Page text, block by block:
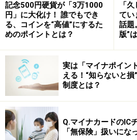
発掘されたとはいえ、それまで
蔵金です。いったいどのぐらい
か、客観的な数字は定かではあ
せる額は15兆円とも言われてい
書によれば、町村派の清和政策
金があると明言したそうです。
記念500円硬貨が「3万1000
円」に大化け！ 誰でもでき
る、コインを“高値”にするた
めのポイントとは？
「
てい
話題
版”
実は「マイナポイン
える！“知らないと
制度とは？
Q.マイナカードのIC
「無保険」扱いにな